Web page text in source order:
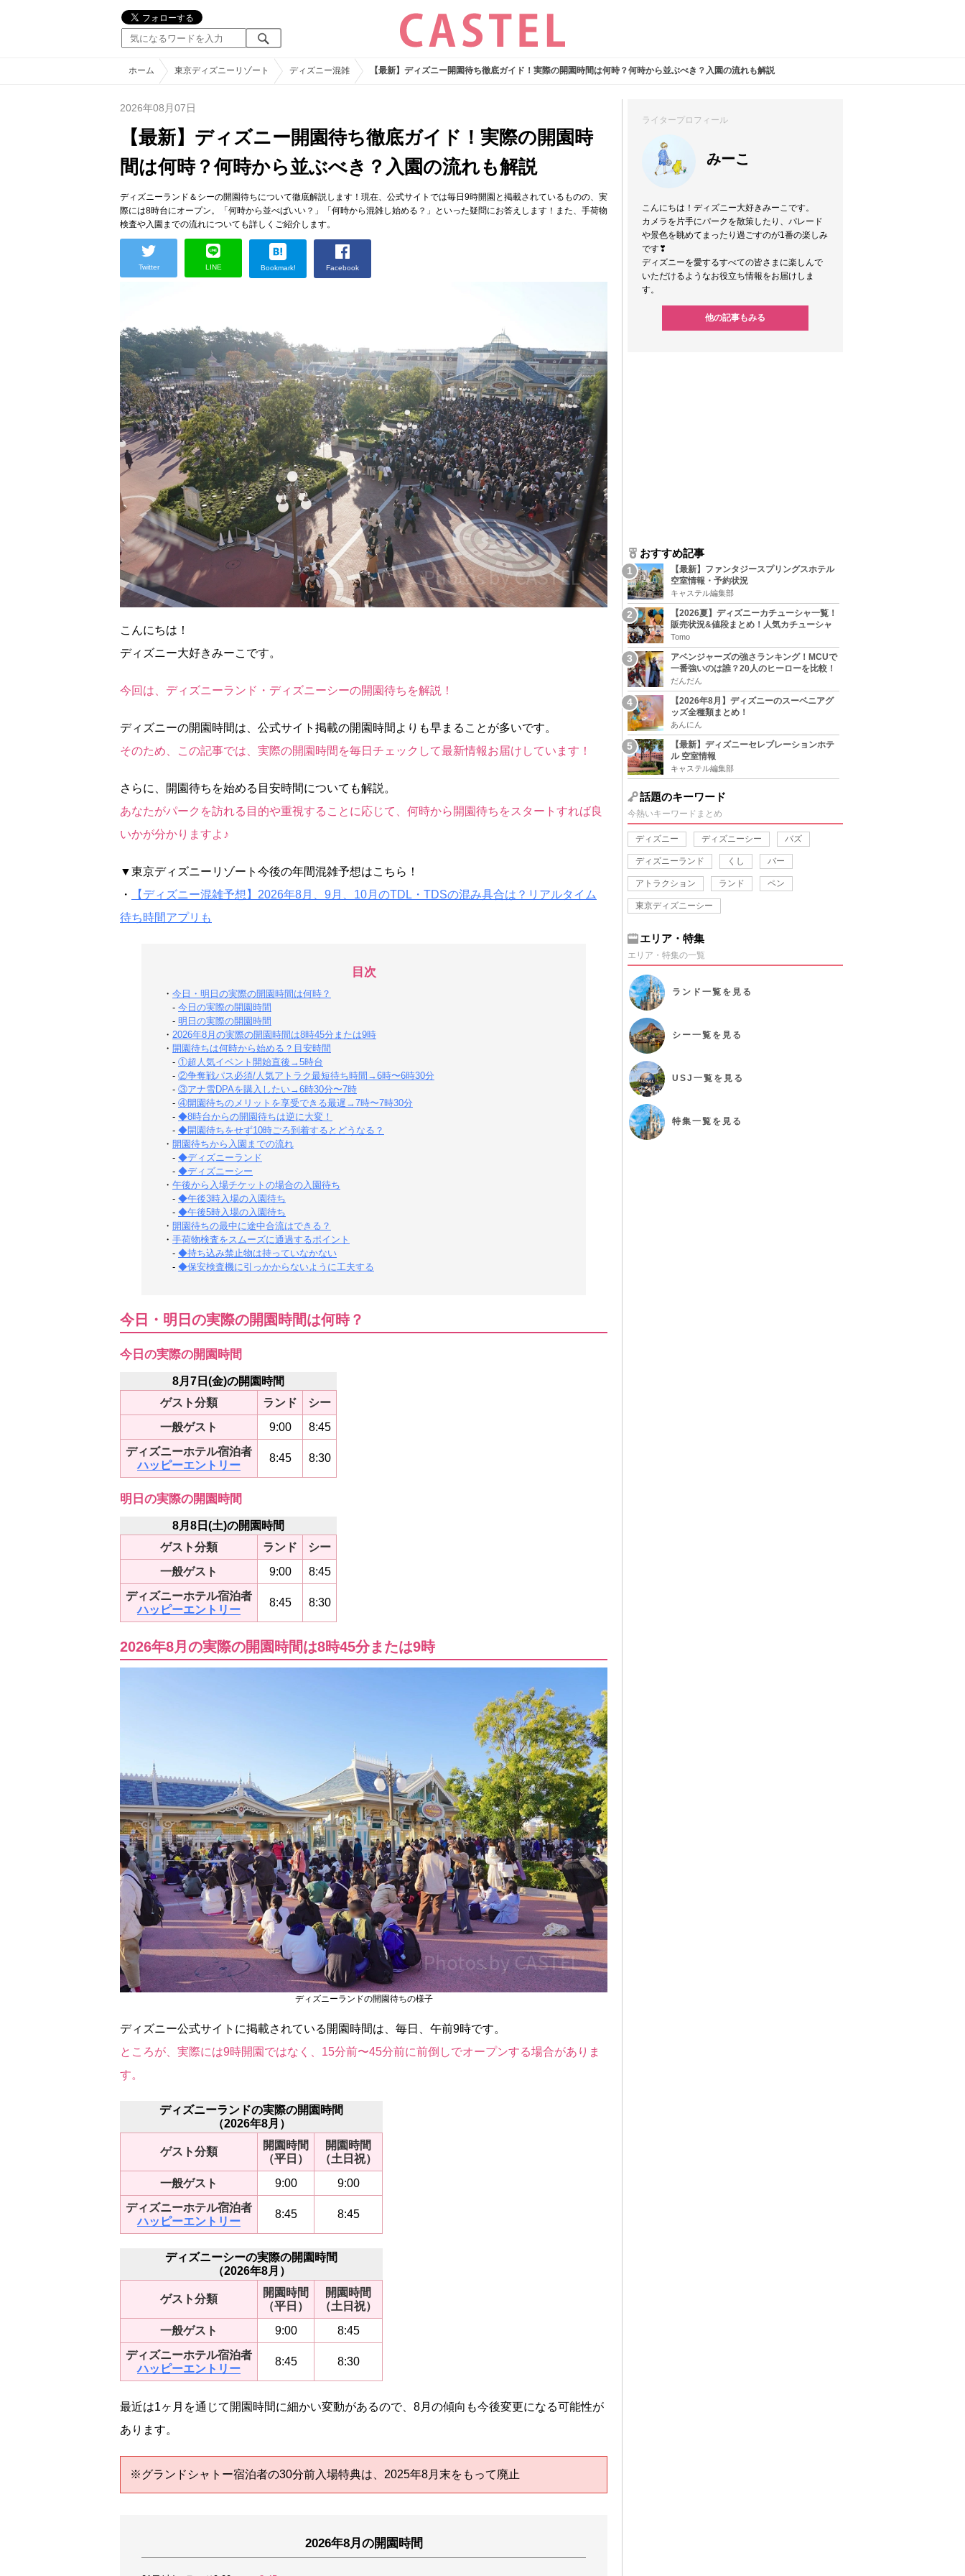
ホーム 東京ディズニーリゾート ディズニー混雑 【最新】ディズニー開園待ち徹底ガイド！実際の開園時間は何時？何時から並ぶべき？入園の流れも解説
2026年08月07日
【最新】ディズニー開園待ち徹底ガイド！実際の開園時
間は何時？何時から並ぶべき？入園の流れも解説
ディズニーランド＆シーの開園待ちについて徹底解説します！現在、公式サイトでは毎日9時開園と掲載されているものの、実
際には8時台にオープン。「何時から並べばいい？」「何時から混雑し始める？」といった疑問にお答えします！また、手荷物
検査や入園までの流れについても詳しくご紹介します。
Twitter LINE Bookmark! Facebook
こんにちは！
ディズニー大好きみーこです。
今回は、ディズニーランド・ディズニーシーの開園待ちを解説！
ディズニーの開園時間は、公式サイト掲載の開園時間よりも早まることが多いです。
そのため、この記事では、実際の開園時間を毎日チェックして最新情報お届けしています！
さらに、開園待ちを始める目安時間についても解説。
あなたがパークを訪れる目的や重視することに応じて、何時から開園待ちをスタートすれば良
いかが分かりますよ♪
▼東京ディズニーリゾート今後の年間混雑予想はこちら！
・
【ディズニー混雑予想】2026年8月、9月、10月のTDL・TDSの混み具合は？リアルタイム
待ち時間アプリも
目次
・ 今日・明日の実際の開園時間は何時？
- 今日の実際の開園時間
- 明日の実際の開園時間
・ 2026年8月の実際の開園時間は8時45分または9時
・ 開園待ちは何時から始める？目安時間
- ①超人気イベント開始直後→5時台
- ②争奪戦パス必須/人気アトラク最短待ち時間→6時〜6時30分
- ③アナ雪DPAを購入したい→6時30分〜7時
- ④開園待ちのメリットを享受できる最遅→7時〜7時30分
- ◆8時台からの開園待ちは逆に大変！
- ◆開園待ちをせず10時ごろ到着するとどうなる？
・ 開園待ちから入園までの流れ
- ◆ディズニーランド
- ◆ディズニーシー
・ 午後から入場チケットの場合の入園待ち
- ◆午後3時入場の入園待ち
- ◆午後5時入場の入園待ち
・ 開園待ちの最中に途中合流はできる？
・ 手荷物検査をスムーズに通過するポイント
- ◆持ち込み禁止物は持っていなかない
- ◆保安検査機に引っかからないように工夫する
今日・明日の実際の開園時間は何時？
今日の実際の開園時間
8月7日(金)の開園時間
ゲスト分類
ランド
シー
一般ゲスト
9:00
8:45
ディズニーホテル宿泊者
ハッピーエントリー
8:45 8:30
明日の実際の開園時間
8月8日(土)の開園時間
ゲスト分類
ランド
シー
一般ゲスト
9:00
8:45
ディズニーホテル宿泊者
ハッピーエントリー
8:45 8:30
2026年8月の実際の開園時間は8時45分または9時
ディズニーランドの開園待ちの様子
ディズニー公式サイトに掲載されている開園時間は、毎日、午前9時です。
ところが、実際には9時開園ではなく、15分前〜45分前に前倒しでオープンする場合がありま
す。
ディズニーランドの実際の開園時間
（2026年8月）
ゲスト分類
開園時間
（平日）
開園時間
（土日祝）
一般ゲスト
9:00
9:00
ディズニーホテル宿泊者
ハッピーエントリー
8:45 8:45
ディズニーシーの実際の開園時間
（2026年8月）
ゲスト分類
開園時間
（平日）
開園時間
（土日祝）
一般ゲスト
9:00
8:45
ディズニーホテル宿泊者
ハッピーエントリー
8:45 8:30
最近は1ヶ月を通じて開園時間に細かい変動があるので、8月の傾向も今後変更になる可能性が
あります。
※グランドシャトー宿泊者の30分前入場特典は、2025年8月末をもって廃止
2026年8月の開園時間
ライタープロフィール
みーこ
こんにちは！ディズニー大好きみーこです。
カメラを片手にパークを散策したり、パレード
や景色を眺めてまったり過ごすのが1番の楽しみ
です❣
ディズニーを愛するすべての皆さまに楽しんで
いただけるようなお役立ち情報をお届けしま
す。
他の記事もみる
おすすめ記事
【最新】ファンタジースプリングスホテル
空室情報・予約状況
キャステル編集部
【2026夏】ディズニーカチューシャ一覧！
販売状況&値段まとめ！人気カチューシャ
をチェック
Tomo
アベンジャーズの強さランキング！MCUで
一番強いのは誰？20人のヒーローを比較！
だんだん
【2026年8月】ディズニーのスーベニアグ
ッズ全種類まとめ！
あんにん
【最新】ディズニーセレブレーションホテ
ル 空室情報
キャステル編集部
話題のキーワード
今熱いキーワードまとめ
ディズニー ディズニーシー バズ
ディズニーランド くし バー
アトラクション ランド ペン
東京ディズニーシー
エリア・特集
エリア・特集の一覧
ランド 一覧を見る
シー一覧を見る
USJ 一覧を見る
特集一覧を見る